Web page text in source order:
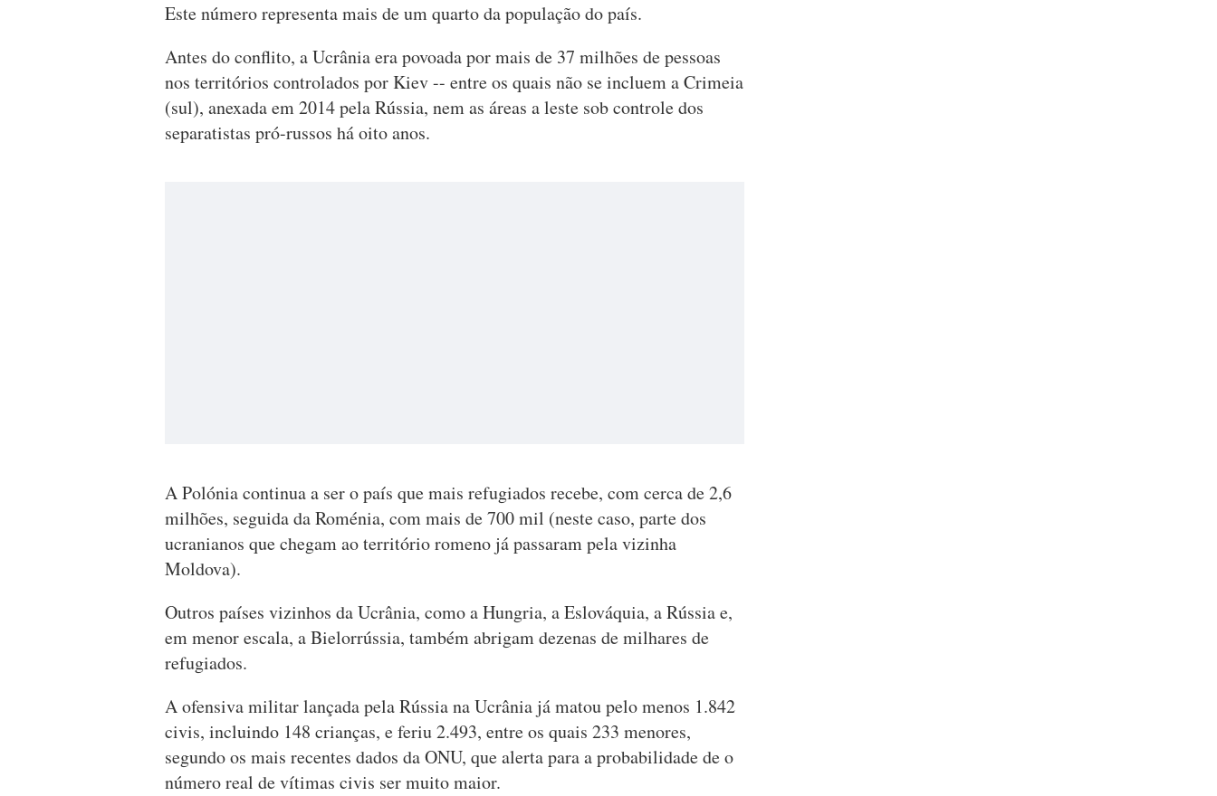
Este número representa mais de um quarto da população do país.
Antes do conflito, a Ucrânia era povoada por mais de 37 milhões de pessoas
nos territórios controlados por Kiev -- entre os quais não se incluem a Crimeia
(sul), anexada em 2014 pela Rússia, nem as áreas a leste sob controle dos
separatistas pró-russos há oito anos.
A Polónia continua a ser o país que mais refugiados recebe, com cerca de 2,6
milhões, seguida da Roménia, com mais de 700 mil (neste caso, parte dos
ucranianos que chegam ao território romeno já passaram pela vizinha
Moldova).
Outros países vizinhos da Ucrânia, como a Hungria, a Eslováquia, a Rússia e,
em menor escala, a Bielorrússia, também abrigam dezenas de milhares de
refugiados.
A ofensiva militar lançada pela Rússia na Ucrânia já matou pelo menos 1.842
civis, incluindo 148 crianças, e feriu 2.493, entre os quais 233 menores,
segundo os mais recentes dados da ONU, que alerta para a probabilidade de o
número real de vítimas civis ser muito maior.